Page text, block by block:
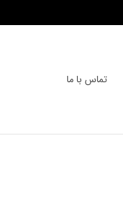
تماس با ما